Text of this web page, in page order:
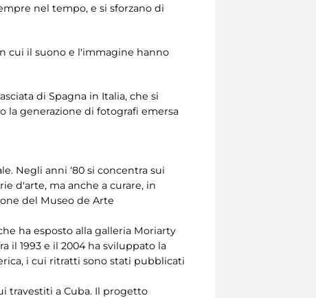
nel tempo, e si sforzano di
cui il suono e l'immagine hanno
di Spagna in Italia, che si
la generazione di fotografi emersa
Negli anni ‘80 si concentra sui
d'arte, ma anche a curare, in
del Museo de Arte
ha esposto alla galleria Moriarty
il 1993 e il 2004 ha sviluppato la
i cui ritratti sono stati pubblicati
travestiti a Cuba. Il progetto